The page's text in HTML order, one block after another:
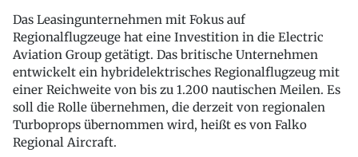
Das Leasingunternehmen mit Fokus auf
Regionalflugzeuge hat eine Investition in die Electric
Aviation Group getätigt. Das britische Unternehmen
entwickelt ein hybridelektrisches Regionalflugzeug mit
einer Reichweite von bis zu 1.200 nautischen Meilen. Es
soll die Rolle übernehmen, die derzeit von regionalen
Turboprops übernommen wird, heißt es von Falko
Regional Aircraft.